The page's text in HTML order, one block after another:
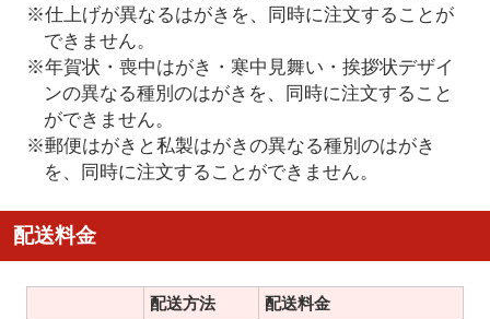
※仕上げが異なるはがきを、同時に注文することが
できません。
※年賀状・喪中はがき・寒中見舞い・挨拶状デザイ
ンの異なる種別のはがきを、同時に注文すること
ができません。
※郵便はがきと私製はがきの異なる種別のはがき
を、同時に注文することができません。
配送料金
配送方法 配送料金